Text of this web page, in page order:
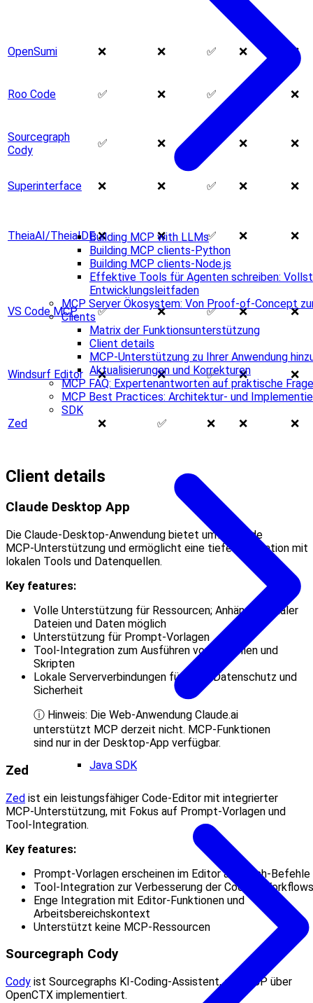
Building MCP with LLMs
Building MCP clients-Python
Building MCP clients-Node.js
Effektive Tools für Agenten schreiben:
Entwicklungsleitfaden
MCP Server Ökosystem: Von Proof-of-Concept
Clients
Matrix der Funktionsunterstützung
Client details
MCP‑Unterstützung zu Ihrer Anwendung
Aktualisierungen und Korrekturen
MCP FAQ: Expertenantworten auf praktische
MCP Best Practices: Architektur- und
SDK
Java SDK
OpenSumi ❌ ❌ ✅ ❌ ❌
Roo Code ✅ ❌ ✅ ❌
Sourcegraph
Cody
✅ ❌ ❌ ❌
Superinterface ❌ ❌ ✅ ❌ ❌
TheiaAI/TheiaIDE ❌ ❌ ✅ ❌ ❌
VS Code MCP ✅ ❌ ✅ ❌ ❌
Windsurf Editor ❌ ❌ ✅ ❌ ❌
Zed ❌ ✅ ❌ ❌ ❌
Client details
Claude Desktop App
Die Claude‑Desktop‑Anwendung bietet umfassende
MCP‑Unterstützung und ermöglicht eine tiefe Integration mit
lokalen Tools und Datenquellen.
Key features:
Volle Unterstützung für Ressourcen; Anhängen lokaler
Dateien und Daten möglich
Unterstützung für Prompt‑Vorlagen
Tool‑Integration zum Ausführen von Befehlen und
Skripten
Lokale Serververbindungen für mehr Datenschutz und
Sicherheit
ⓘ Hinweis: Die Web‑Anwendung Claude.ai
unterstützt MCP derzeit nicht. MCP‑Funktionen
sind nur in der Desktop‑App verfügbar.
Zed
Zed ist ein leistungsfähiger Code‑Editor mit integrierter
MCP‑Unterstützung, mit Fokus auf Prompt‑Vorlagen und
Tool‑Integration.
Key features:
Prompt‑Vorlagen erscheinen im Editor als Slash‑Befehle
Tool‑Integration zur Verbesserung der Coding‑Workflows
Enge Integration mit Editor‑Funktionen und
Arbeitsbereichs­kontext
Unterstützt keine MCP‑Ressourcen
Sourcegraph Cody
Cody ist Sourcegraphs KI‑Coding‑Assistent, der MCP über
OpenCTX implementiert.